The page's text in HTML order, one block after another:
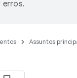
erros.
Assuntos